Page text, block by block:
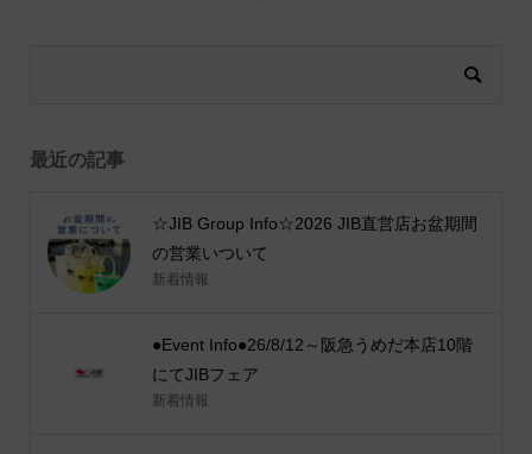
最近の記事
☆JIB Group Info☆2026 JIB直営店お盆期間
の営業いついて
新着情報
●Event Info●26/8/12～阪急うめだ本店10階
にてJIBフェア
新着情報